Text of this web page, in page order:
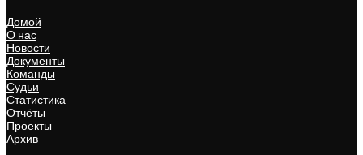
Домой
О нас
Новости
Документы
Команды
Судьи
Статистика
Отчёты
Проекты
Архив